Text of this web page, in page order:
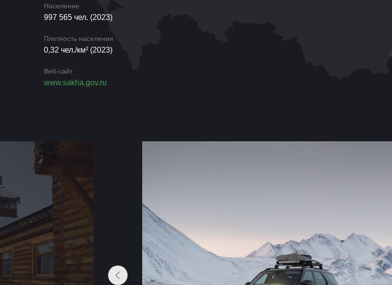
0,32 чел./км² (2023)
Плотность населения
997 565 чел. (2023)
Население
www.sakha.gov.ru
Веб-сайт